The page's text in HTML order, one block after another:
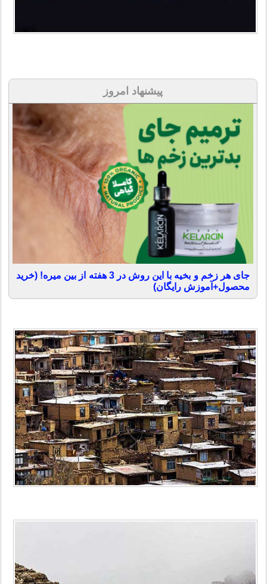
پیشنهاد امروز
جای هر زخم و بخیه با این روش در 3 هفته از بین میره! (خرید
محصول+آموزش رایگان)